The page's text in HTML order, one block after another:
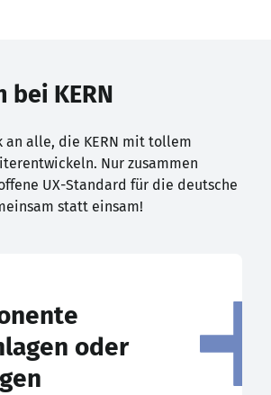
KERN
an alle, die KERN mit tollem
Nur zusammen
UX-Standard für die deutsche
statt einsam!
oder